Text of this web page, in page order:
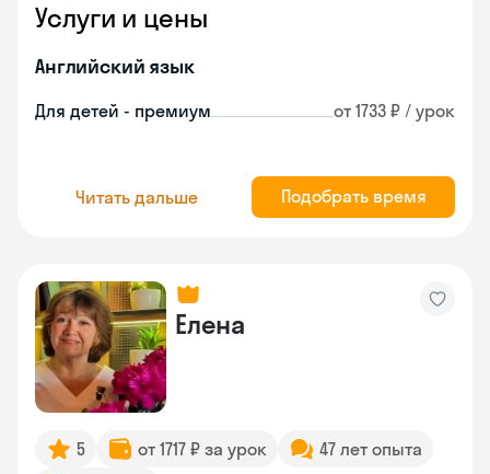
Услуги и цены
Английский язык
Для детей - премиум от 1733 ₽ / урок
Читать дальше Подобрать время
Елена
5 от 1717 ₽ за урок
47 лет опыта